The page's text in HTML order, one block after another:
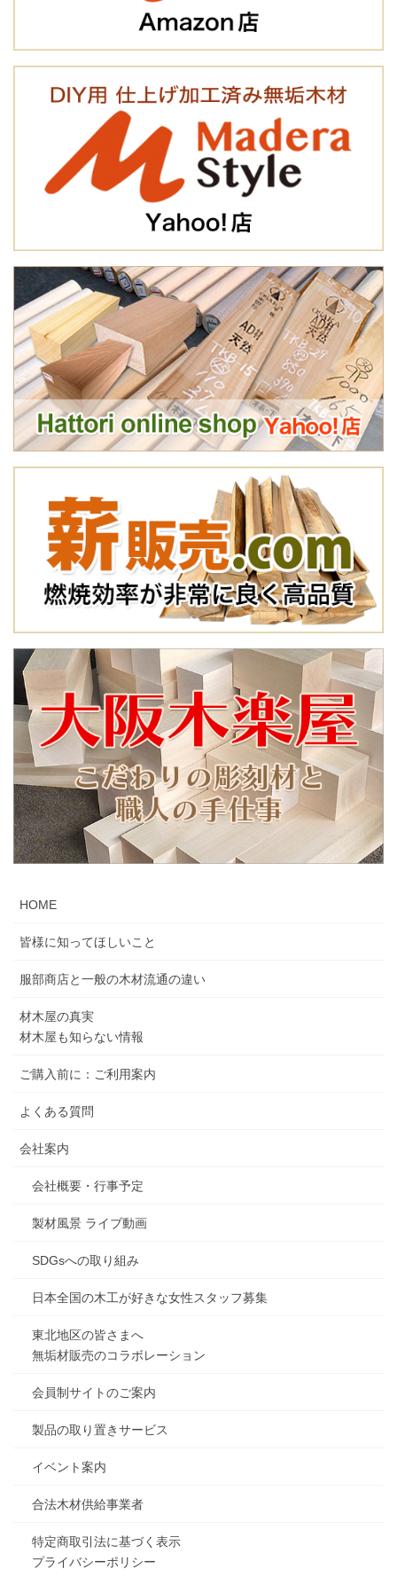
HOME
皆様に知ってほしいこと
服部商店と一般の木材流通の違い
材木屋の真実
材木屋も知らない情報
ご購入前に：ご利用案内
よくある質問
会社案内
会社概要・行事予定
製材風景 ライブ動画
SDGsへの取り組み
日本全国の木工が好きな女性スタッフ募集
東北地区の皆さまへ
無垢材販売のコラボレーション
会員制サイトのご案内
製品の取り置きサービス
イベント案内
合法木材供給事業者
特定商取引法に基づく表示
プライバシーポリシー